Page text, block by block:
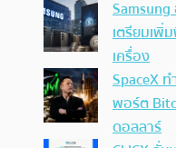
เตรียมเพิ่
เครื่อง
SpaceX
พอร์ต
ดอลลาร์